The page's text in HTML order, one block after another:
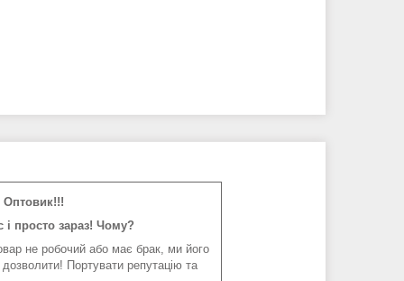
Оптовик!!!
просто зараз! Чому?
не робочий або має брак, ми його
Портувати репутацію та